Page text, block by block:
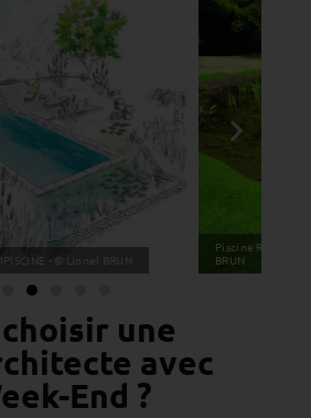
une
avec
End ?
- Réalisation EUROPISCINE - © Lionel